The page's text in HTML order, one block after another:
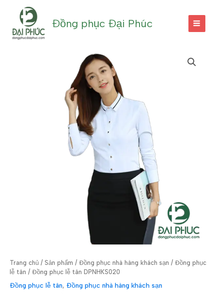
dung
Đồng phục Đại Phúc
Trang chủ / Sản phẩm / Đồng phục nhà hàng khách sạn / Đồng phục
lễ tân / Đồng phục lễ tân DPNHKS020
Đồng phục lễ tân, Đồng phục nhà hàng khách sạn